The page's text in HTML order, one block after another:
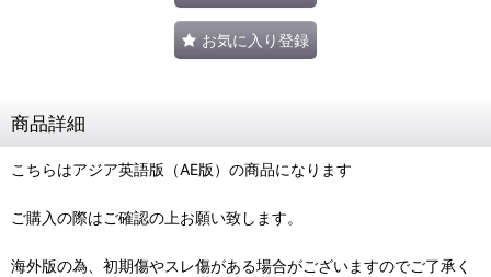
お気に入り登録
商品詳細
こちらはアジア英語版（AE版）の商品になります
ご購入の際はご確認の上お願い致します。
海外版の為、初期傷やスレ傷がある場合がございますのでご了承く